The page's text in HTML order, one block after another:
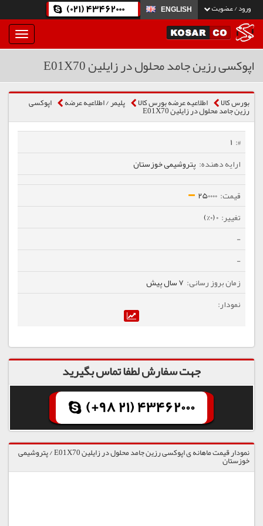
ورود / عضویت ENGLISH
(021) 43462000
بار
و
اپوکسی رزین جامد محلول در زایلین E01X70
بورس کالا اطلاعیه عرضه بورس کالا پلیمر / اطلاعیه عرضه اپوکسی
رزین جامد محلول در زایلین E01X70
1
پتروشیمی خوزستان
250000
0 (0%)
-
-
7 سال پیش
جهت سفارش لطفا تماس بگیرید
(+98 21) 43462000
نمودار قیمت ماهانه ی اپوکسی رزین جامد محلول در زایلین E01X70 / پتروشیمی
خوزستان